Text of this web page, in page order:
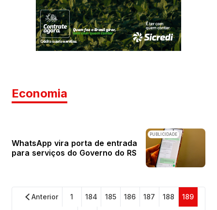
Economia
PUBLICIDADE
WhatsApp vira porta de entrada
para serviços do Governo do RS
Anterior 1 184 185 186 187 188 189